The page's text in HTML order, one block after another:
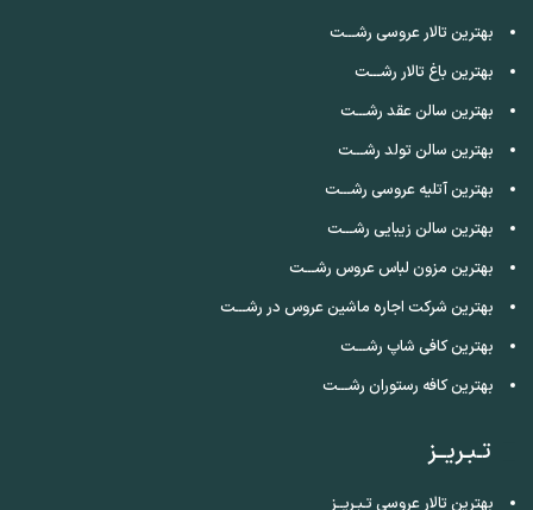
بهترین تالار عروسی رشـــت
بهترین باغ تالار رشـــت
بهترین سالن عقد رشـــت
بهترین سالن تولد رشـــت
بهترین آتلیه عروسی رشـــت
بهترین سالن زیبایی رشـــت
بهترین مزون لباس عروس رشـــت
بهترین شرکت اجاره ماشین عروس در رشـــت
بهترین کافی شاپ رشـــت
بهترین کافه رستوران رشـــت
تـبـریــز
بهترین تالار عروسی تـبـریــز